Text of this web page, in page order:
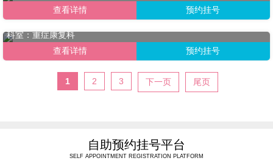
查看详情
预约挂号
彭丽媛
科室：重症康复科
查看详情
预约挂号
1 2 3 下一页 尾页
自助预约挂号平台
SELF APPOINTMENT REGISTRATION PLATFORM